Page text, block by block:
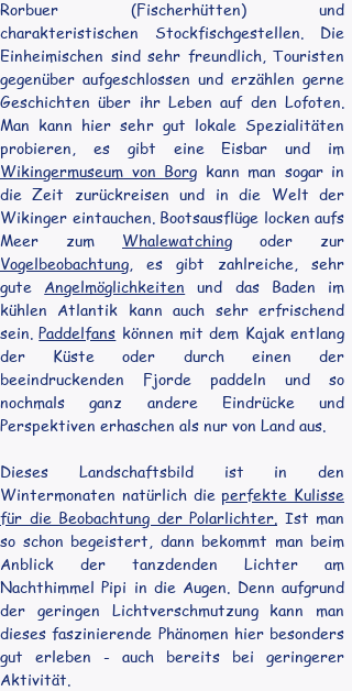
Rorbuer (Fischerhütten) und
charakteristischen Stockfischgestellen. Die
Einheimischen sind sehr freundlich, Touristen
gegenüber aufgeschlossen und erzählen gerne
Geschichten über ihr Leben auf den Lofoten.
Man kann hier sehr gut lokale Spezialitäten
Wikingermuseum von Borg kann man sogar in
die Zeit zurückreisen und in die Welt der
Wikinger eintauchen. Bootsausflüge locken aufs
Meer zum Whalewatching
Vogelbeobachtung, es gibt zahlreiche, sehr
gute Angelmöglichkeiten und das Baden im
kühlen Atlantik kann auch sehr erfrischend
sein. Paddelfans können mit dem Kajak entlang
der Küste oder durch einen der
beeindruckenden Fjorde paddeln und so
nochmals ganz andere Eindrücke und
Perspektiven erhaschen als nur von Land aus.
Dieses Landschaftsbild ist in den
Wintermonaten natürlich die perfekte Kulisse
für die Beobachtung der Polarlichter. Ist man
so schon begeistert, dann bekommt man beim
Anblick der tanzdenden Lichter am
Nachthimmel Pipi in die Augen. Denn aufgrund
der geringen Lichtverschmutzung kann man
dieses faszinierende Phänomen hier besonders
gut erleben - auch bereits bei geringerer
Aktivität.